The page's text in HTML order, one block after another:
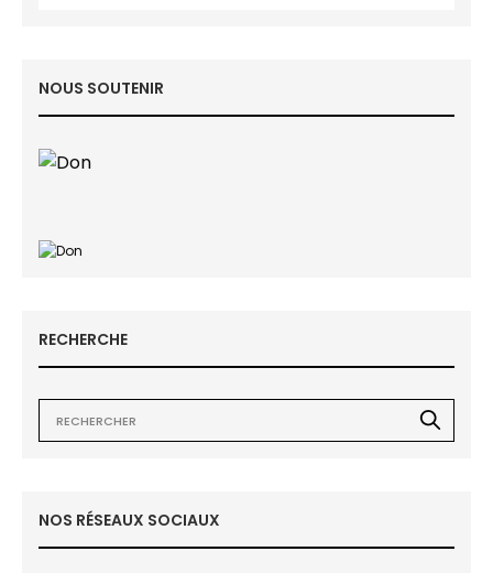
NOUS SOUTENIR
RECHERCHE
NOS RÉSEAUX SOCIAUX